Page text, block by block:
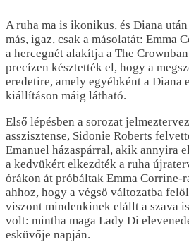
A ruha ma is ikonikus, és Diana
más, igaz, csak a másolatát: Emma
a hercegnét alakítja a The
precízen késztették el, hogy a
eredetire, amely egyébként a Diana
kiállításon máig látható.
Első lépésben a sorozat
asszisztense, Sidonie Roberts
Emanuel házaspárral, akik annyira
a kedvükért elkezdték a ruha
órákon át próbáltak Emma Corrine-
ahhoz, hogy a végső változatba
viszont mindenkinek elállt a szava
volt: mintha maga Lady Di
esküvője napján.